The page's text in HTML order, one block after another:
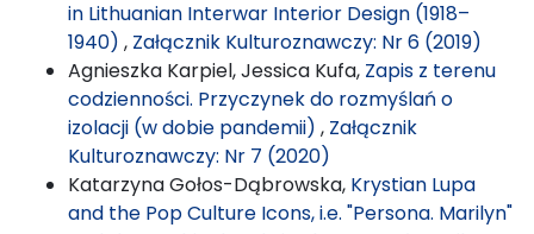
in Lithuanian Interwar Interior Design (1918–
1940) , Załącznik Kulturoznawczy: Nr 6 (2019)
Agnieszka Karpiel, Jessica Kufa, Zapis z terenu
codzienności. Przyczynek do rozmyślań o
izolacji (w dobie pandemii) , Załącznik
Kulturoznawczy: Nr 7 (2020)
Katarzyna Gołos-Dąbrowska, Krystian Lupa
and the Pop Culture Icons, i.e. "Persona. Marilyn"